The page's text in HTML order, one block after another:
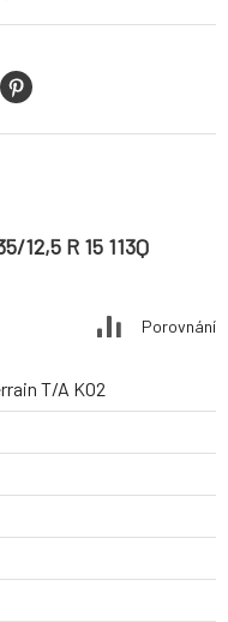
12,5 R 15 113Q
Porovnání
T/A KO2